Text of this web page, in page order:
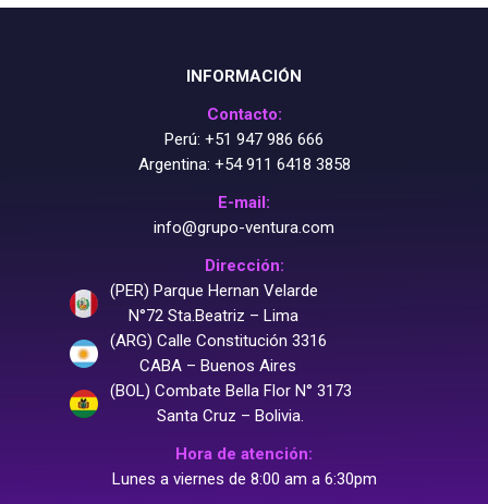
INFORMACIÓN
Contacto:
Perú: +51 947 986 666
Argentina: +54 911 6418 3858
E-mail:
info@grupo-ventura.com
Dirección:
(PER) Parque Hernan Velarde
N°72 Sta.Beatriz – Lima
(ARG) Calle Constitución 3316
CABA – Buenos Aires
(BOL) Combate Bella Flor N° 3173
Santa Cruz – Bolivia.
Hora de atención:
Lunes a viernes de 8:00 am a 6:30pm